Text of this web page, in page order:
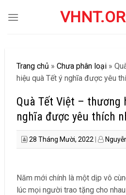
Trang chủ » Chưa phân loại»
hiệu quà Tết ý nghĩa được yêu
Quà Tết Việt – thương
nghĩa được yêu thích
28 Tháng Mười, 2022
Năm mới chính là một dịp vô
lúc mọi người trao tặng cho